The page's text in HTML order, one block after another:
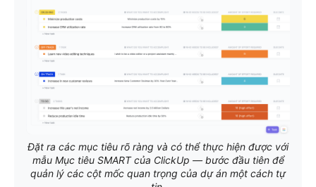
Đặt ra các mục tiêu rõ ràng và có thể thực hiện được với
mẫu Mục tiêu SMART của ClickUp — bước đầu tiên để
quản lý các cột mốc quan trọng của dự án một cách tự